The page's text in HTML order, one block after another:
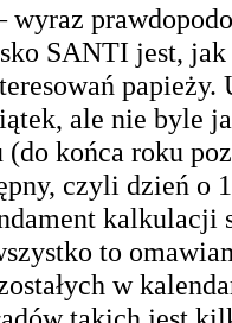
wyraz
SANTI jest,
ale nie byle
(do końca roku
czyli dzień o
to
w